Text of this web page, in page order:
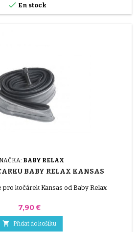
 En stock
BABY RELAX
BABY RELAX KANSAS
pro kočárek Kansas od Baby Relax
Cena
7,90 €
 Přidat do košíku